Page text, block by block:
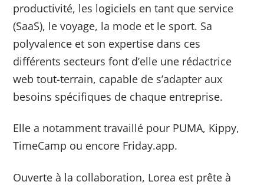
productivité, les logiciels en tant que service
(SaaS), le voyage, la mode et le sport. Sa
polyvalence et son expertise dans ces
différents secteurs font d’elle une rédactrice
web tout-terrain, capable de s’adapter aux
besoins spécifiques de chaque entreprise.
Elle a notamment travaillé pour PUMA, Kippy,
TimeCamp ou encore Friday.app.
Ouverte à la collaboration, Lorea est prête à